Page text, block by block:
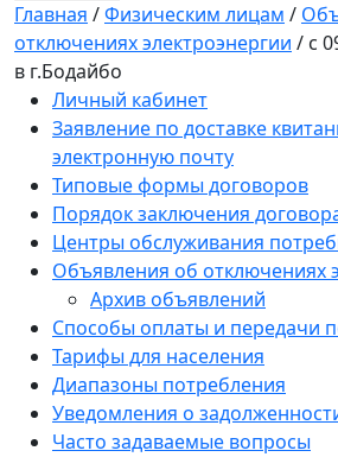
Главная /Физическим лицам /
отключениях электроэнергии / с
в г.Бодайбо
Личный кабинет
Заявление по доставке
электронную почту
Типовые формы договоров
Порядок заключения
Центры обслуживания
Объявления об отключениях
Архив объявлений
Способы оплаты и передачи
Тарифы для населения
Диапазоны потребления
Уведомления о
Часто задаваемые вопросы